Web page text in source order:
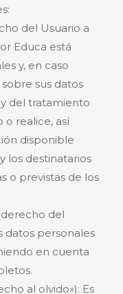
del Usuario a
Educa está
y, en caso
sus datos
del tratamiento
o realice, así
disponible
los destinatarios
o previstas de los
derecho del
datos personales
en cuenta
al olvido»): Es